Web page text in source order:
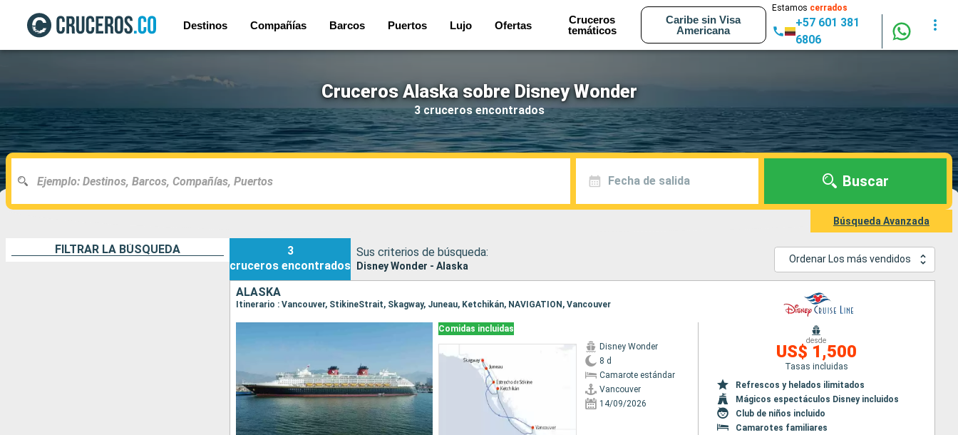
Destinos Compañías Barcos Puertos Lujo Ofertas
Cruceros
temáticos
Caribe sin Visa
Americana
Estamos cerrados
+57 601 381
6806
Cruceros Alaska sobre Disney Wonder
3 cruceros encontrados
Fecha de salida Buscar
Búsqueda Avanzada
FILTRAR LA BÚSQUEDA
3
cruceros encontrados
Sus criterios de búsqueda:
Disney Wonder - Alaska
Ordenar Los más vendidos
ALASKA
Itinerario : Vancouver, StikineStrait, Skagway, Juneau, Ketchikán, NAVIGATION, Vancouver
Comidas incluidas
Disney Wonder
8 d
Camarote estándar
Vancouver
14/09/2026
desde
US$ 1,500
Tasas incluidas
Refrescos y helados ilimitados
Mágicos espectáculos Disney incluidos
Club de niños incluido
Camarotes familiares